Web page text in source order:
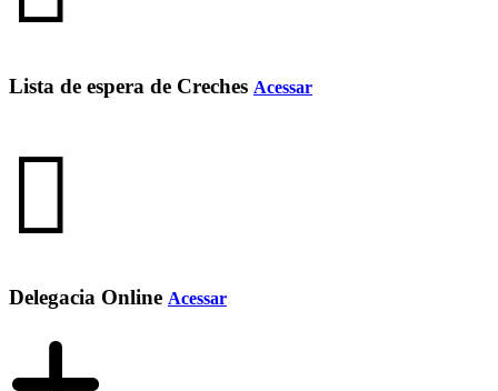
Lista de espera de Creches Acessar
Delegacia Online Acessar